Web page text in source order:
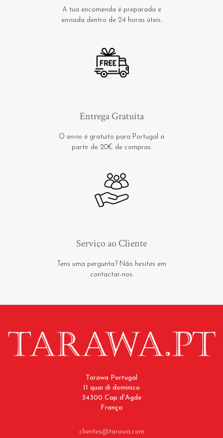
A tua encomenda é preparada e
enviada dentro de 24 horas úteis.
Entrega Gratuita
O envio é gratuito para Portugal a
partir de 20€ de compras.
Serviço ao Cliente
Tens uma pergunta? Não hesites em
contactar-nos.
Tarawa Portugal
11 quai di dominico
34300 Cap d'Agde
França
clientes@tarawa.com